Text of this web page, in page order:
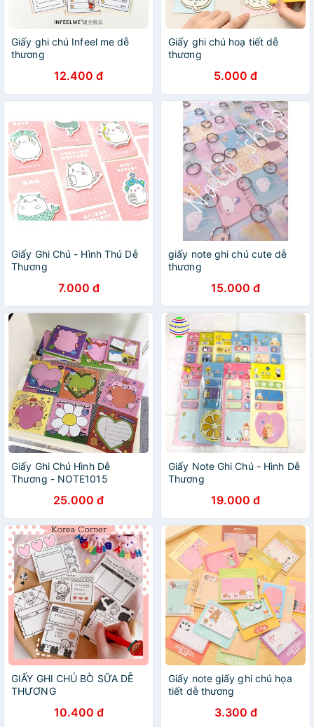
Giấy ghi chú Infeel me dễ
thương
12.400 đ
Giấy ghi chú hoạ tiết dễ
thương
5.000 đ
Giấy Ghi Chú - Hình Thú Dễ
Thương
7.000 đ
giấy note ghi chú cute dễ
thương
15.000 đ
Giấy Ghi Chú Hình Dễ
Thương - NOTE1015
25.000 đ
Giấy Note Ghi Chú - Hình Dễ
Thương
19.000 đ
GIẤY GHI CHÚ BÒ SỮA DỄ
THƯƠNG
10.400 đ
Giấy note giấy ghi chú họa
tiết dễ thương
3.300 đ